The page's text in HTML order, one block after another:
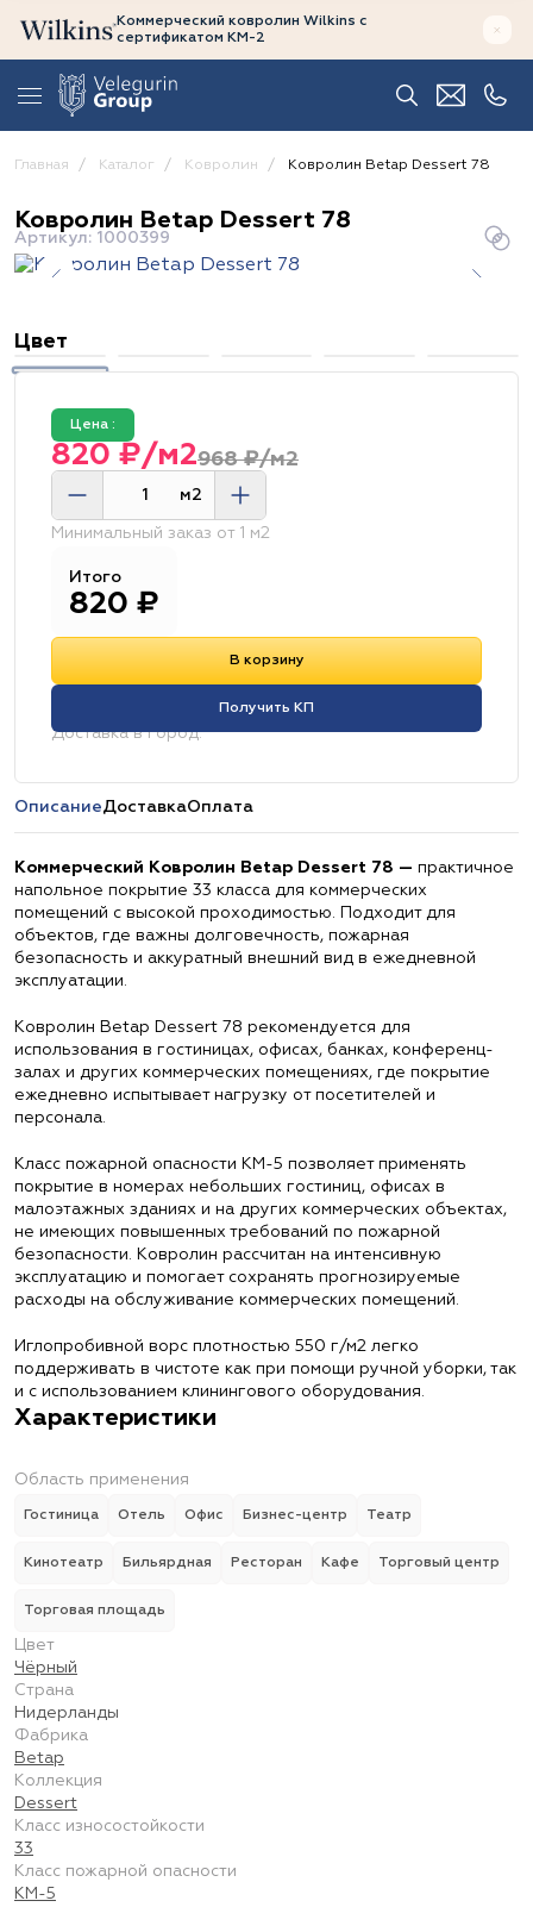
Коммерческий ковролин Wilkins с
сертификатом КМ-2
Главная Каталог Ковролин Ковролин Betap Dessert 78
Ковролин Betap Dessert 78
Артикул: 1000399
Цвет
Цена :
968 ₽/м2
820 ₽/м2
м2
Минимальный заказ от 1 м2
Итого
820 ₽
В корзину
Получить КП
Доставка в город:
ОписаниеДоставкаОплата
Коммерческий Ковролин Betap Dessert 78 — практичное
напольное покрытие 33 класса для коммерческих
помещений с высокой проходимостью. Подходит для
объектов, где важны долговечность, пожарная
безопасность и аккуратный внешний вид в ежедневной
эксплуатации.
Ковролин Betap Dessert 78 рекомендуется для
использования в гостиницах, офисах, банках, конференц-
залах и других коммерческих помещениях, где покрытие
ежедневно испытывает нагрузку от посетителей и
персонала.
Класс пожарной опасности КМ-5 позволяет применять
покрытие в номерах небольших гостиниц, офисах в
малоэтажных зданиях и на других коммерческих объектах,
не имеющих повышенных требований по пожарной
безопасности. Ковролин рассчитан на интенсивную
эксплуатацию и помогает сохранять прогнозируемые
расходы на обслуживание коммерческих помещений.
Иглопробивной ворс плотностью 550 г/м2 легко
поддерживать в чистоте как при помощи ручной уборки, так
и с использованием клинингового оборудования.
Характеристики
Область применения
Гостиница Отель Офис Бизнес-центр Театр
Кинотеатр Бильярдная Ресторан Кафе Торговый центр
Торговая площадь
Цвет
Чёрный
Страна
Нидерланды
Фабрика
Betap
Коллекция
Dessert
Класс износостойкости
33
Класс пожарной опасности
КМ-5